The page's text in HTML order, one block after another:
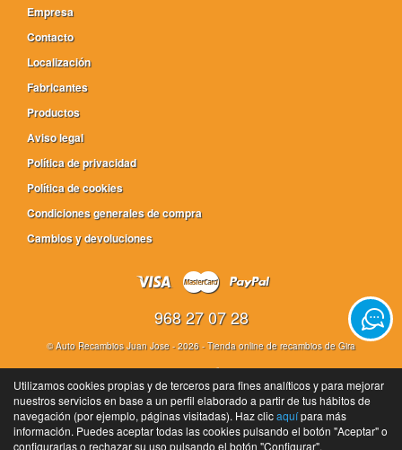
Empresa
Contacto
Localización
Fabricantes
Productos
Aviso legal
Política de privacidad
Política de cookies
Condiciones generales de compra
Cambios y devoluciones
968 27 07 28
©Auto Recambios Juan Jose- 2026 -Tienda online de recambios de Gira
Utilizamos cookies propias y de terceros para fines analíticos y para mejorar
nuestros servicios en base a un perfil elaborado a partir de tus hábitos de
navegación (por ejemplo, páginas visitadas). Haz clicaquípara más
información. Puedes aceptar todas las cookies pulsando el botón "Aceptar" o
configurarlas o rechazar su uso pulsando el botón "Configurar".